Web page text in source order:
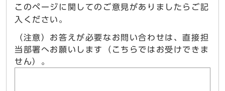
このページに関してのご意見がありましたらご記
入ください。
（注意）お答えが必要なお問い合わせは、直接担
当部署へお願いします（こちらではお受けできま
せん）。